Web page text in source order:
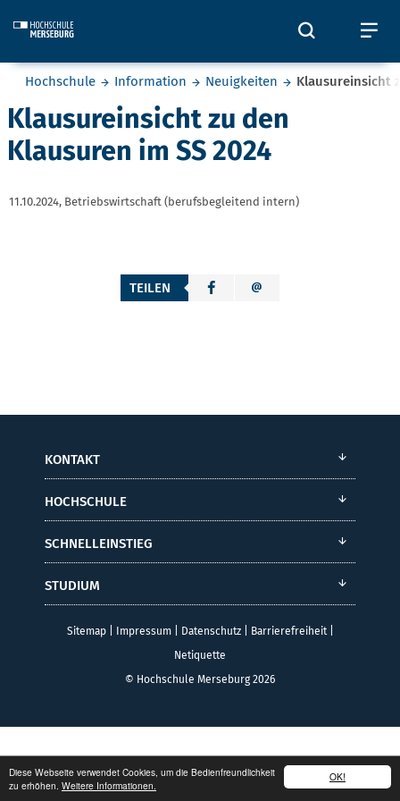
OK!
Diese Webseite verwendet Cookies, um die Bedienfreundlichkeit
zu erhöhen. Weitere Informationen.
Öffnet
Sie befinden sich hier:
Hochschule Information Neuigkeiten Klausureinsicht
Klausureinsicht zu den
Klausuren im SS 2024
11.10.2024, Betriebswirtschaft (berufsbegleitend intern)
TEILEN
KONTAKT
HOCHSCHULE
SCHNELLEINSTIEG
STUDIUM
Sitemap| Impressum| Datenschutz| Barrierefreiheit|
Netiquette
© Hochschule Merseburg 2026